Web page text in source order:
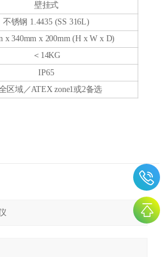
壁挂式
不锈钢 1.4435 (SS 316L)
x 340mm x 200mm (H x W x D)
＜14KG
IP65
区域／ATEX zone1或2备选